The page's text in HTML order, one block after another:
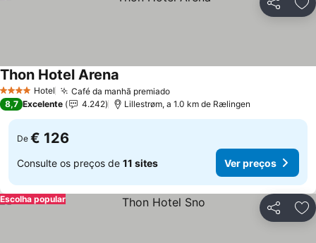
Partilhar
4 EstrelasHotel Café da manhã premiado
Thon Hotel Arena
8,7 Excelente 4.242 Lillestrøm, a 1.0 km de Rælingen
De € 126
Consulte os preços de 11 sites Ver preços
Partilhar
Escolha popular